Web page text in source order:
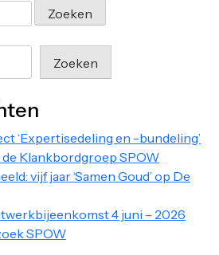
Zoeken
‘Expertisedeling en -bundeling’
Klankbordgroep SPOW
vijf jaar ‘Samen Goud’ op De
4 juni – 2026
SPOW